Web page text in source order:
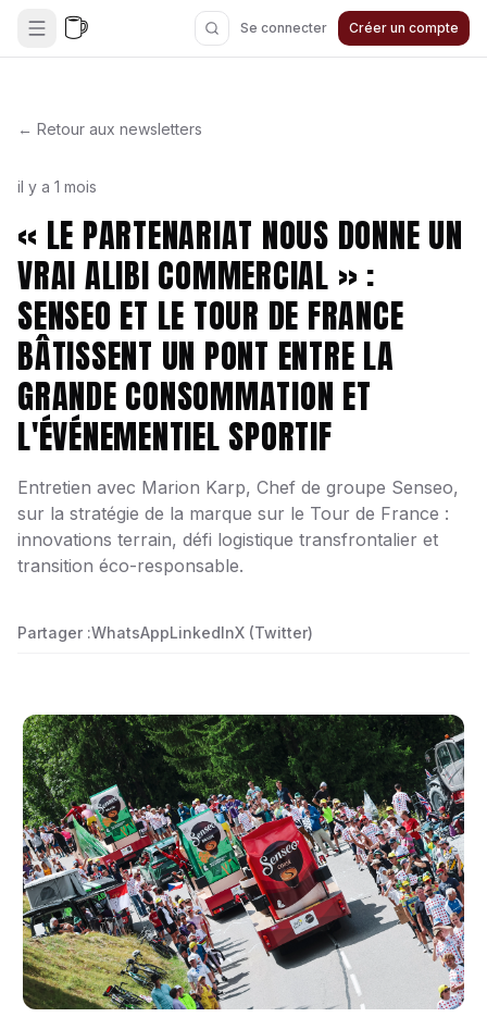
Se connecter Créer un compte
← Retour aux newsletters
il y a 1 mois
« LE PARTENARIAT NOUS DONNE UN
VRAI ALIBI COMMERCIAL » :
SENSEO ET LE TOUR DE FRANCE
BÂTISSENT UN PONT ENTRE LA
GRANDE CONSOMMATION ET
L'ÉVÉNEMENTIEL SPORTIF
Entretien avec Marion Karp, Chef de groupe Senseo,
sur la stratégie de la marque sur le Tour de France :
innovations terrain, défi logistique transfrontalier et
transition éco-responsable.
Partager :WhatsAppLinkedInX (Twitter)